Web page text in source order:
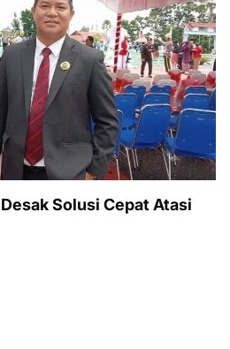
Solusi Cepat Atasi